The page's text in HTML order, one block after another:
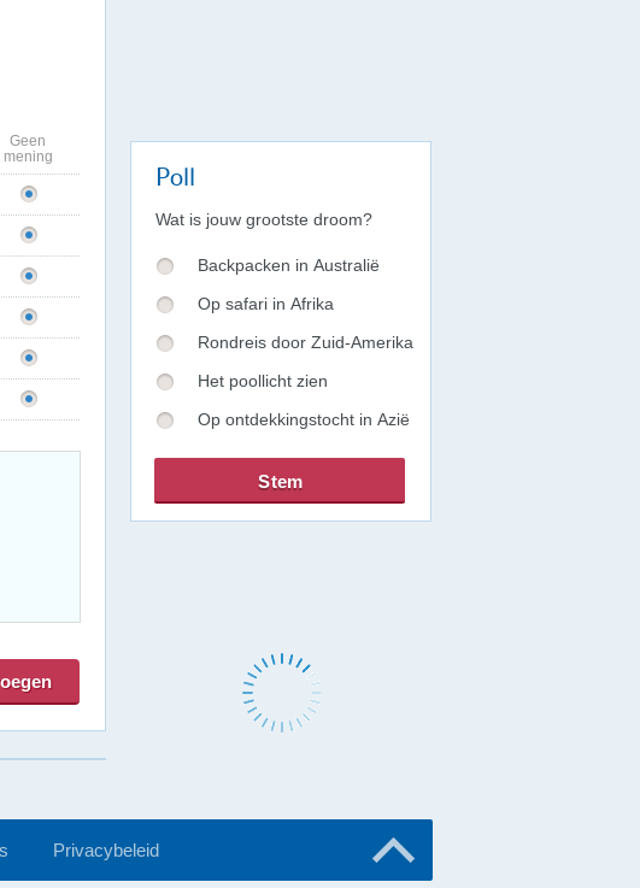
Geen
mening
Poll
Wat is jouw grootste droom?
Backpacken in Australië
Op safari in Afrika
Rondreis door Zuid-Amerika
Het poollicht zien
Op ontdekkingstocht in Azië
Privacybeleid